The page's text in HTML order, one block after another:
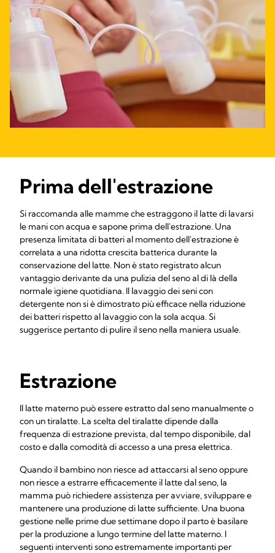
Prima dell'estrazione
Si raccomanda alle mamme che estraggono il latte di lavarsi
le mani con acqua e sapone prima dell'estrazione. Una
presenza limitata di batteri al momento dell'estrazione è
correlata a una ridotta crescita batterica durante la
conservazione del latte. Non è stato registrato alcun
vantaggio derivante da una pulizia del seno al di là della
normale igiene quotidiana. Il lavaggio dei seni con
detergente non si è dimostrato più efficace nella riduzione
dei batteri rispetto al lavaggio con la sola acqua. Si
suggerisce pertanto di pulire il seno nella maniera usuale.
Estrazione
Il latte materno può essere estratto dal seno manualmente o
con un tiralatte. La scelta del tiralatte dipende dalla
frequenza di estrazione prevista, dal tempo disponibile, dal
costo e dalla comodità di accesso a una presa elettrica.
Quando il bambino non riesce ad attaccarsi al seno oppure
non riesce a estrarre efficacemente il latte dal seno, la
mamma può richiedere assistenza per avviare, sviluppare e
mantenere una produzione di latte sufficiente. Una buona
gestione nelle prime due settimane dopo il parto è basilare
per la produzione a lungo termine del latte materno. I
seguenti interventi sono estremamente importanti per